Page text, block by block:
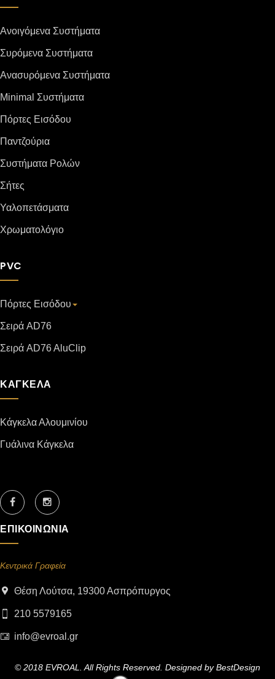
Ανοιγόμενα Συστήματα
Συρόμενα Συστήματα
Ανασυρόμενα Συστήματα
Minimal Συστήματα
Πόρτες Εισόδου
Παντζούρια
Συστήματα Ρολών
Σήτες
Υαλοπετάσματα
Χρωματολόγιο
PVC
Πόρτες Εισόδου
Σειρά AD76
Σειρά AD76 AluClip
ΚΑΓΚΕΛΑ
Κάγκελα Αλουμινίου
Γυάλινα Κάγκελα
ΕΠΙΚΟΙΝΩΝΙΑ
Κεντρικά Γραφεία
Θέση Λούτσα, 19300 Ασπρόπυργος
210 5579165
info@evroal.gr
© 2018 EVROAL. All Rights Reserved. Designed byBestDesign